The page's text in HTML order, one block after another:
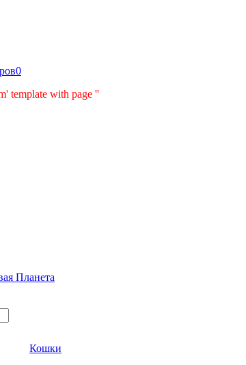
0
template with page ''
Кошки